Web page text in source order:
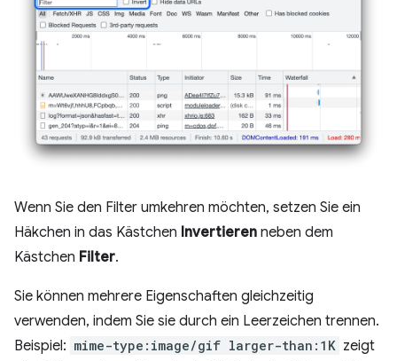
Wenn Sie den Filter umkehren möchten, setzen Sie ein
Häkchen in das Kästchen Invertieren neben dem
Kästchen Filter.
Sie können mehrere Eigenschaften gleichzeitig
verwenden, indem Sie sie durch ein Leerzeichen trennen.
Beispiel: mime-type:image/gif larger-than:1K zeigt